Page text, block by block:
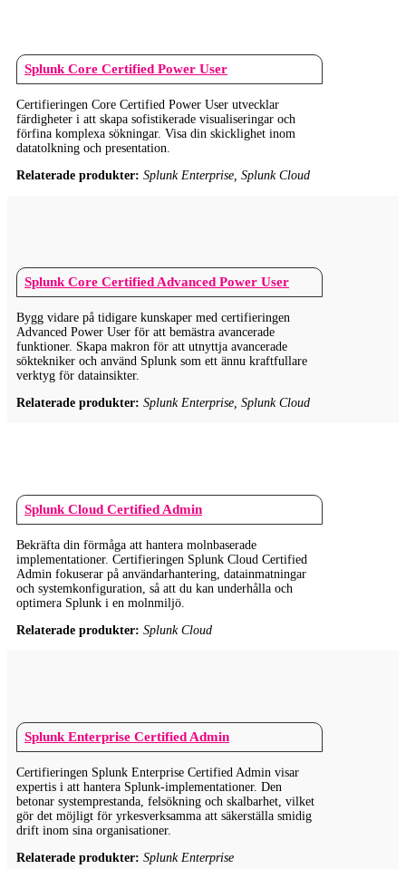
Splunk Core Certified Power User
Certifieringen Core Certified Power User utvecklar
färdigheter i att skapa sofistikerade visualiseringar och
förfina komplexa sökningar. Visa din skicklighet inom
datatolkning och presentation.
Relaterade produkter: Splunk Enterprise, Splunk Cloud
Splunk Core Certified Advanced Power User
Bygg vidare på tidigare kunskaper med certifieringen
Advanced Power User för att bemästra avancerade
funktioner. Skapa makron för att utnyttja avancerade
söktekniker och använd Splunk som ett ännu kraftfullare
verktyg för datainsikter.
Relaterade produkter: Splunk Enterprise, Splunk Cloud
Splunk Cloud Certified Admin
Bekräfta din förmåga att hantera molnbaserade
implementationer. Certifieringen Splunk Cloud Certified
Admin fokuserar på användarhantering, datainmatningar
och systemkonfiguration, så att du kan underhålla och
optimera Splunk i en molnmiljö.
Relaterade produkter: Splunk Cloud
Splunk Enterprise Certified Admin
Certifieringen Splunk Enterprise Certified Admin visar
expertis i att hantera Splunk-implementationer. Den
betonar systemprestanda, felsökning och skalbarhet, vilket
gör det möjligt för yrkesverksamma att säkerställa smidig
drift inom sina organisationer.
Relaterade produkter: Splunk Enterprise